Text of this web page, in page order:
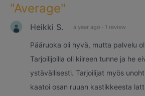
"Average"
Heikki S. a year ago · 1 review
Pääruoka oli hyvä, mutta palvelu
Tarjoilijoilla oli kiireen tunne ja he
ystävällisesti. Tarjoilijat myös
kaatoi osan ruuan kastikkeesta